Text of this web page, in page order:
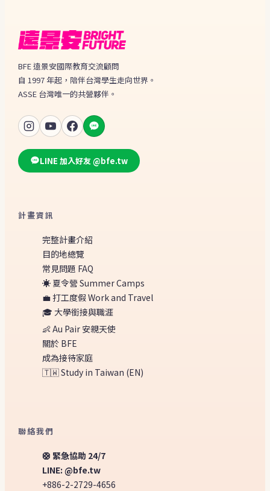
BFE 遠景安國際教育交流顧問
自 1997 年起，陪伴台灣學生走向世界。
ASSE 台灣唯一的共營夥伴。
LINE 加入好友 @bfe.tw
計畫資訊
完整計畫介紹
目的地總覽
常見問題 FAQ
☀️ 夏令營 Summer Camps
💼 打工度假 Work and Travel
🎓 大學銜接與職涯
👶 Au Pair 安親天使
關於 BFE
成為接待家庭
🇹🇼 Study in Taiwan (EN)
聯絡我們
🛟 緊急協助 24/7
LINE: @bfe.tw
+886-2-2729-4656